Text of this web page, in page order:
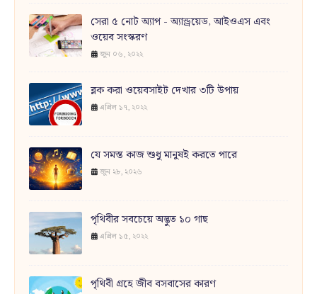
সেরা ৫ নোট অ্যাপ - অ্যান্ড্রয়েড, আইওএস এবং
ওয়েব সংস্করণ
জুন ০৬, ২০২২
ব্লক করা ওয়েবসাইট দেখার ৩টি উপায়
এপ্রিল ১৭, ২০২২
যে সমস্ত কাজ শুধু মানুষই করতে পারে
জুন ২৮, ২০২৬
পৃথিবীর সবচেয়ে অদ্ভুত ১০ গাছ
এপ্রিল ১৫, ২০২২
পৃথিবী গ্রহে জীব বসবাসের কারণ